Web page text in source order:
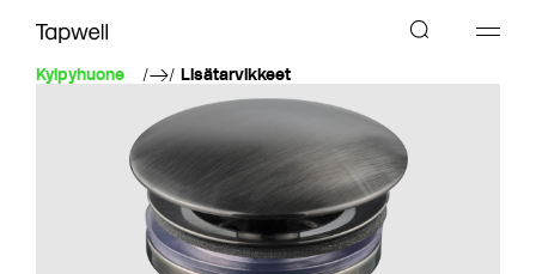
Kylpyhuone Lisätarvikkeet